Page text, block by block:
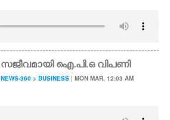
സജീവമായി ഐ.പി.ഒ വിപണി
NEWS-360 > BUSINESS | MON MAR, 12:03 AM